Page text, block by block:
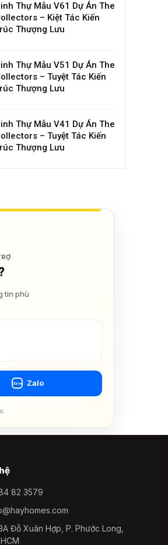
Thự Mẫu V61 Dự Án The
– Kiệt Tác Kiến
Thượng Lưu
Thự Mẫu V51 Dự Án The
– Tuyệt Tác Kiến
Thượng Lưu
Thự Mẫu V41 Dự Án The
– Tuyệt Tác Kiến
Thượng Lưu
tin phù
Zalo Zalo
82 3579
Đỗ Xuân Hợp, P. Phước Long,